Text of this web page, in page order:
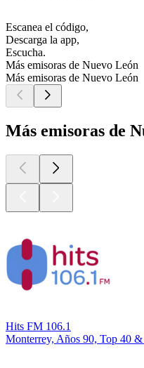
Escanea el código,
Descarga la app,
Escucha.
Más emisoras de Nuevo León
Más emisoras de Nuevo León
Más emisoras de
Hits FM 106.1
Monterrey, Años 90, Top 40